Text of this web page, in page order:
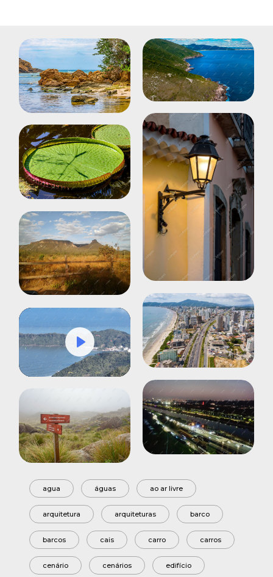
Mute Settings
Play
agua águas ao ar livre
arquitetura arquiteturas barco
barcos cais carro carros
cenário cenários edifício